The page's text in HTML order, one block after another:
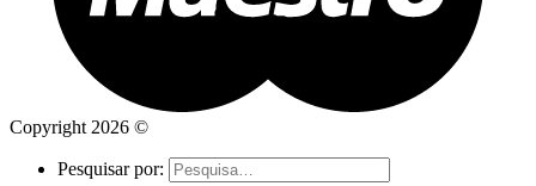
Copyright 2026 ©
Pesquisar por: